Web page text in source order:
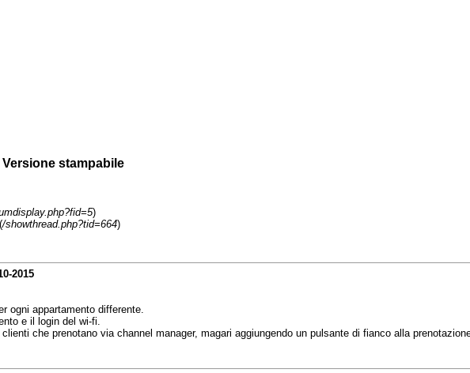
stampabile
)
/showthread.php?tid=664)
2015
ogni appartamento differente.
e il login del wi-fi.
che prenotano via channel manager, magari aggiungendo un pulsante di fianco alla